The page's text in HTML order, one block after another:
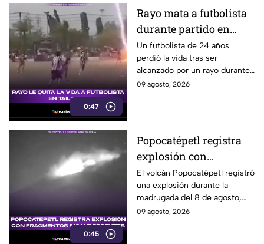
0:47
Rayo mata a futbolista
durante partido en
Tailandia
Un futbolista de 24 años
perdió la vida tras ser
alcanzado por un rayo durante
una tormenta en partido en
09 agosto, 2026
0:45
Popocatépetl registra
explosión con
fragmentos
incandescentes
El volcán Popocatépetl registró
una explosión durante la
madrugada del 8 de agosto,
acompañada de fragmentos
09 agosto, 2026